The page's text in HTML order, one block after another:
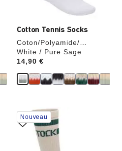
Cotton Tennis Socks
Coton/Polyamide/
Élasthanne
White / Pure Sage
Price:
14,90 €
Cliquer
sur
les
échantillons
Nouveau